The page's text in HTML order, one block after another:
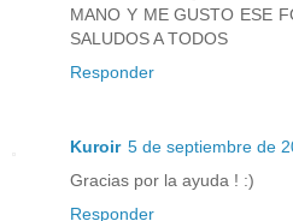
MANO Y ME GUSTO ESE
SALUDOS A TODOS
Responder
Kuroir 5 de septiembre de
Gracias por la ayuda ! :)
Responder